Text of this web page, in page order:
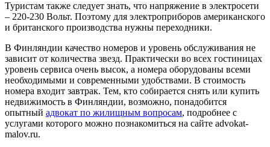
Туристам также следует знать, что напряжение в электросети
– 220-230 Вольт. Поэтому для электроприборов американского
и британского производства нужны переходники.
В Финляндии качество номеров и уровень обслуживания не
зависит от количества звезд. Практически во всех гостиницах
уровень сервиса очень высок, а номера оборудованы всеми
необходимыми и современными удобствами. В стоимость
номера входит завтрак. Тем, кто собирается снять или купить
недвижимость в Финляндии, возможно, понадобится
опытный адвокат по жилищным вопросам, подробнее с
услугами которого можно познакомиться на сайте advokat-
malov.ru.